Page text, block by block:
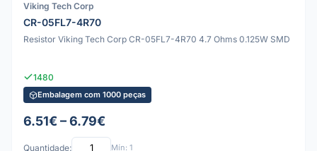
Viking Tech Corp
CR-05FL7-4R70
Resistor Viking Tech Corp CR-05FL7-4R70 4.7 Ohms 0.125W SMD
1480
Embalagem com 1000 peças
6.51€ – 6.79€
Quantidade: Mín: 1